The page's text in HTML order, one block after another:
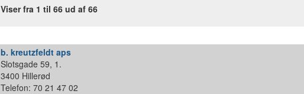
Viser fra 1 til 66 ud af 66
b. kreutzfeldt aps
Slotsgade 59, 1.
3400 Hillerød
Telefon: 70 21 47 02